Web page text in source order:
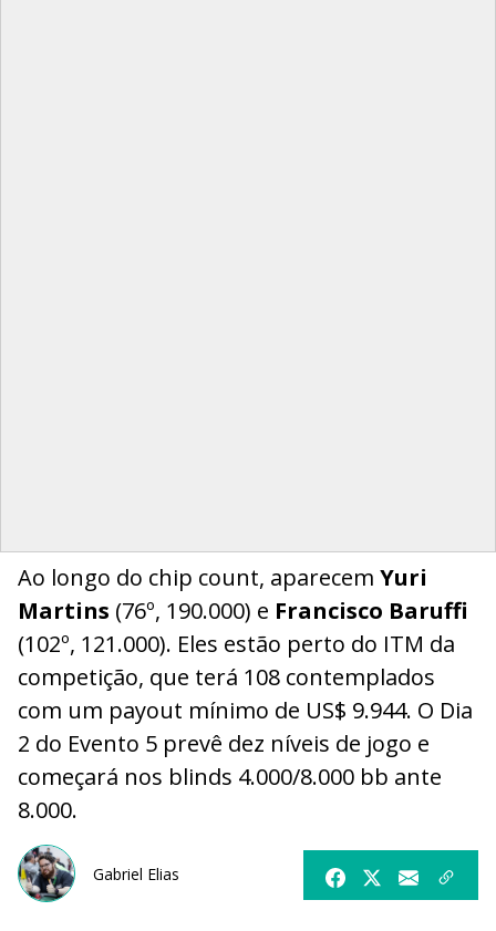
Ao longo do chip count, aparecem Yuri
Martins (76º, 190.000) e Francisco Baruffi
(102º, 121.000). Eles estão perto do ITM da
competição, que terá 108 contemplados
com um payout mínimo de US$ 9.944. O Dia
2 do Evento 5 prevê dez níveis de jogo e
começará nos blinds 4.000/8.000 bb ante
8.000.
Gabriel Elias